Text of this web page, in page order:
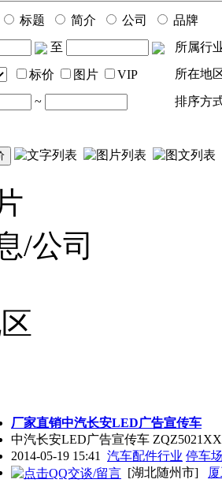
标题 简介 公司
品牌
至
所属行
标价 图片 VIP 所在地
~ 排序方
/公司
厂家直销中汽长安LED广告宣传车
中汽长安LED广告宣传车
2014-05-19 15:41 汽车配件行业 停车
[湖北随州市]